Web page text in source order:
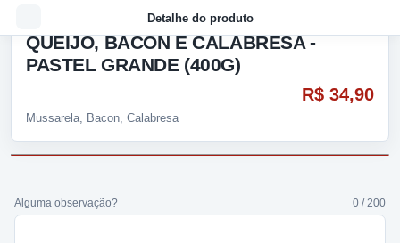
Detalhe do produto
QUEIJO, BACON E CALABRESA -
PASTEL GRANDE (400G)
Mussarela, Bacon, Calabresa
R$ 34,90
Alguma observação? 0 / 200